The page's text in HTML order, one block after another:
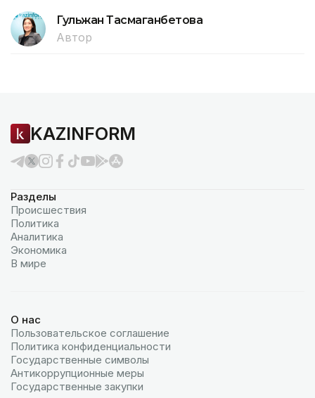
Гульжан Тасмаганбетова
Автор
KAZINFORM
Разделы
Происшествия
Политика
Аналитика
Экономика
В мире
О нас
Пользовательское соглашение
Политика конфиденциальности
Государственные символы
Антикоррупционные меры
Государственные закупки